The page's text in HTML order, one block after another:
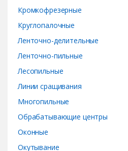
Кромкофрезерные
Круглопалочные
Ленточно-делительные
Ленточно-пильные
Лесопильные
Линии сращивания
Многопильные
Обрабатывающие центры
Оконные
Окутывание